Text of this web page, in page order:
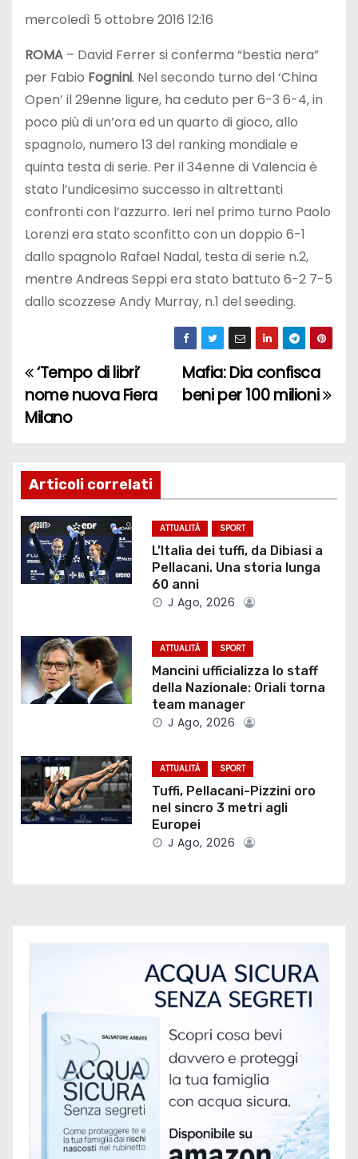
mercoledì 5 ottobre 2016 12:16
ROMA – David Ferrer si conferma “bestia nera”
per Fabio Fognini. Nel secondo turno del ‘China
Open’ il 29enne ligure, ha ceduto per 6-3 6-4, in
poco più di un’ora ed un quarto di gioco, allo
spagnolo, numero 13 del ranking mondiale e
quinta testa di serie. Per il 34enne di Valencia è
stato l’undicesimo successo in altrettanti
confronti con l’azzurro. Ieri nel primo turno Paolo
Lorenzi era stato sconfitto con un doppio 6-1
dallo spagnolo Rafael Nadal, testa di serie n.2,
mentre Andreas Seppi era stato battuto 6-2 7-5
dallo scozzese Andy Murray, n.1 del seeding.
N
a
i
g
a
z
o
n
a
r
t
Mafia: Dia confisca
beni per 100 milioni
‘Tempo di libri’
nome nuova Fiera
Milano
Articoli correlati
ATTUALITÀ SPORT
L’Italia dei tuffi, da Dibiasi a
Pellacani. Una storia lunga
60 anni
J Ago, 2026
ATTUALITÀ SPORT
Mancini ufficializza lo staff
della Nazionale: Oriali torna
team manager
J Ago, 2026
ATTUALITÀ SPORT
Tuffi, Pellacani-Pizzini oro
nel sincro 3 metri agli
Europei
J Ago, 2026